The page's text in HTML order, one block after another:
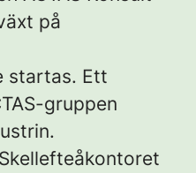
på
startas. Ett
gruppen